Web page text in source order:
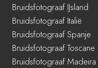
Bruidsfotograaf IJsland
Bruidsfotograaf Italië
Bruidsfotograaf Spanje
Bruidsfotograaf Toscane
Bruidsfotograaf Madeira